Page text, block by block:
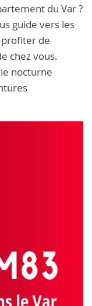
du Var ?
guide vers les
de
chez vous.
nocturne